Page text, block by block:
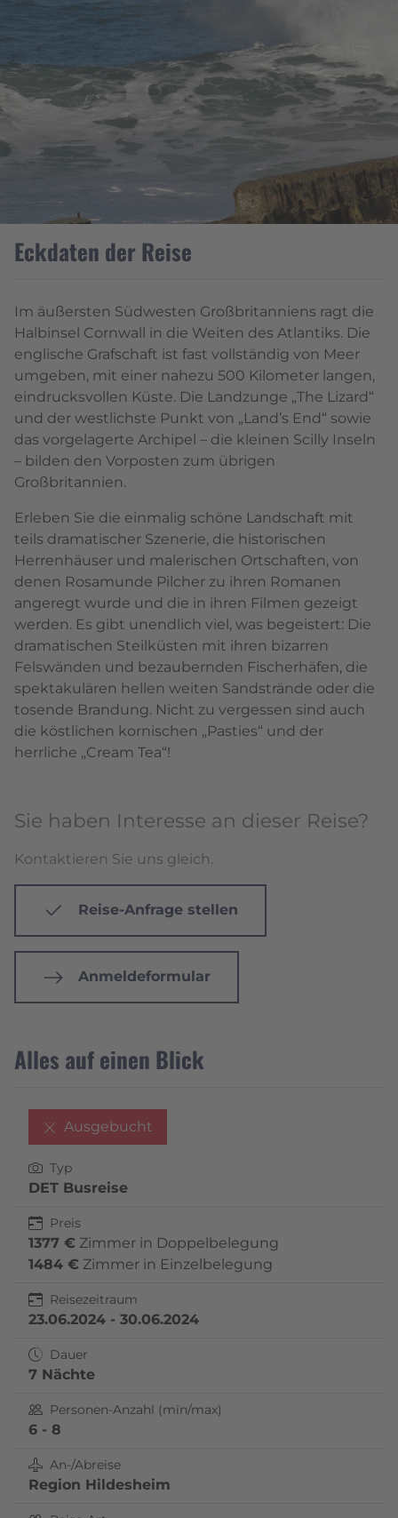
Eckdaten der Reise
Im äußersten Südwesten Großbritanniens ragt die
Halbinsel Cornwall in die Weiten des Atlantiks. Die
englische Grafschaft ist fast vollständig von Meer
umgeben, mit einer nahezu 500 Kilometer langen,
eindrucksvollen Küste. Die Landzunge „The Lizard“
und der westlichste Punkt von „Land’s End“ sowie
das vorgelagerte Archipel – die kleinen Scilly Inseln
– bilden den Vorposten zum übrigen
Großbritannien.
Erleben Sie die einmalig schöne Landschaft mit
teils dramatischer Szenerie, die historischen
Herrenhäuser und malerischen Ortschaften, von
denen Rosamunde Pilcher zu ihren Romanen
angeregt wurde und die in ihren Filmen gezeigt
werden. Es gibt unendlich viel, was begeistert: Die
dramatischen Steilküsten mit ihren bizarren
Felswänden und bezaubernden Fischerhäfen, die
spektakulären hellen weiten Sandstrände oder die
tosende Brandung. Nicht zu vergessen sind auch
die köstlichen kornischen „Pasties“ und der
herrliche „Cream Tea“!
Sie haben Interesse an dieser Reise?
Kontaktieren Sie uns gleich.
Reise-Anfrage stellen
Anmeldeformular
Alles auf einen Blick
Ausgebucht
Typ
DET Busreise
Preis
1377 € Zimmer in Doppelbelegung
1484 € Zimmer in Einzelbelegung
Reisezeitraum
23.06.2024 - 30.06.2024
Dauer
7 Nächte
Personen-Anzahl (min/max)
6 - 8
An-/Abreise
Region Hildesheim